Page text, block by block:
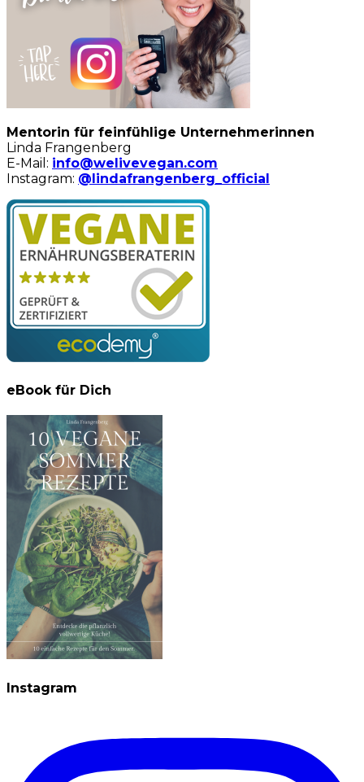
Mentorin für feinfühlige Unternehmerinnen
Linda Frangenberg
E-Mail: info@welivevegan.com
Instagram: @lindafrangenberg_official
eBook für Dich
Instagram